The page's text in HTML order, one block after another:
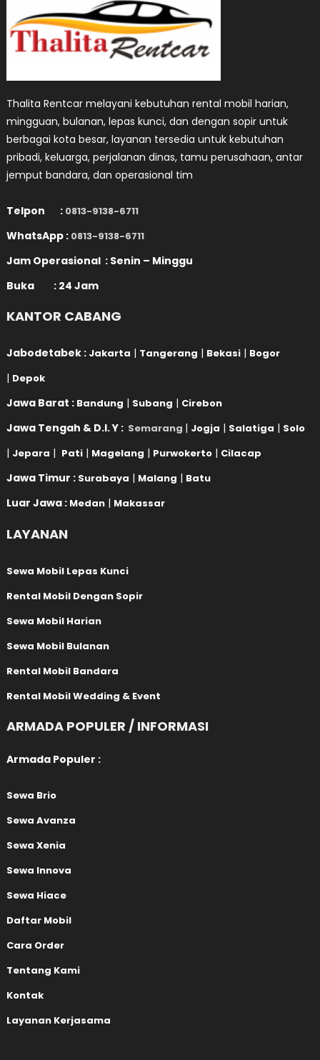
Thalita Rentcar melayani kebutuhan rental mobil harian,
mingguan, bulanan, lepas kunci, dan dengan sopir untuk
berbagai kota besar, layanan tersedia untuk kebutuhan
pribadi, keluarga, perjalanan dinas, tamu perusahaan, antar
jemput bandara, dan operasional tim
Telpon : 0813-9138-6711
WhatsApp : 0813-9138-6711
Jam Operasional : Senin – Minggu
Buka : 24 Jam
KANTOR CABANG
Jabodetabek : Jakarta | Tangerang | Bekasi | Bogor
| Depok
Jawa Barat : Bandung | Subang | Cirebon
Jawa Tengah & D.I. Y : Semarang | Jogja | Salatiga | Solo
| Jepara | Pati | Magelang | Purwokerto | Cilacap
Jawa Timur : Surabaya | Malang | Batu
Luar Jawa : Medan | Makassar
LAYANAN
Sewa Mobil Lepas Kunci
Rental Mobil Dengan Sopir
Sewa Mobil Harian
Sewa Mobil Bulanan
Rental Mobil Bandara
Rental Mobil Wedding & Event
ARMADA POPULER / INFORMASI
Armada Populer :
Sewa Brio
Sewa Avanza
Sewa Xenia
Sewa Innova
Sewa Hiace
Daftar Mobil
Cara Order
Tentang Kami
Kontak
Layanan Kerjasama